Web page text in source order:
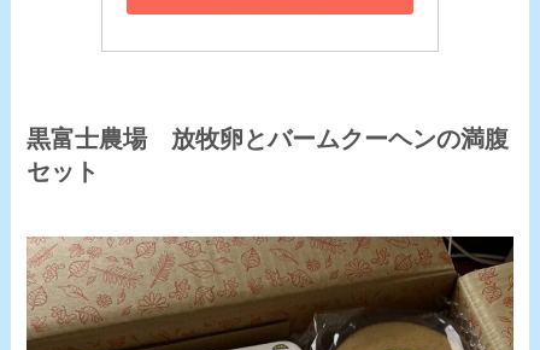
黒富士農場 放牧卵とバームクーヘンの満腹
セット